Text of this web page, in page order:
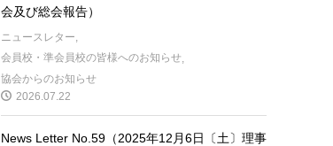
会及び総会報告）
ニュースレター
会員校・準会員校の皆様へのお知らせ
協会からのお知らせ
2026.07.22
News Letter No.59（2025年12月6日〔土〕理事